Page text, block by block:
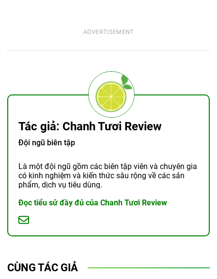
Tác giả: Chanh Tươi Review
Đội ngũ biên tập
Là một đội ngũ gồm các biên tập viên và chuyên gia
có kinh nghiệm và kiến thức sâu rộng về các sản
phẩm, dịch vụ tiêu dùng.
Đọc tiểu sử đầy đủ của Chanh Tươi Review
CÙNG TÁC GIẢ